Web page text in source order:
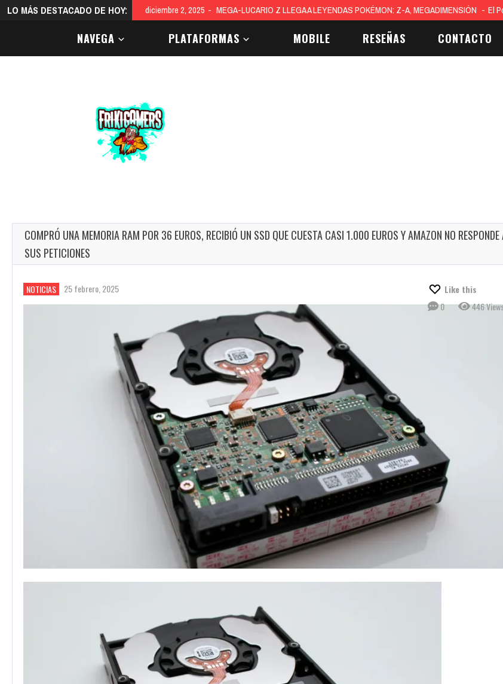
LO MÁS DESTACADO DE HOY: diciembre 2, 2025 MEGA-LUCARIO Z LLEGA A LEYENDAS POKÉMON: Z-A, MEGADIMENSIÓN El
NAVEGA PLATAFORMAS MOBILE RESEÑAS CONTACTO
COMPRÓ UNA MEMORIA RAM POR 36 EUROS, RECIBIÓ UN SSD QUE CUESTA CASI 1.000 EUROS Y AMAZON NO RESPONDE
SUS PETICIONES
NOTICIAS 25 febrero, 2025
Like this
0
446